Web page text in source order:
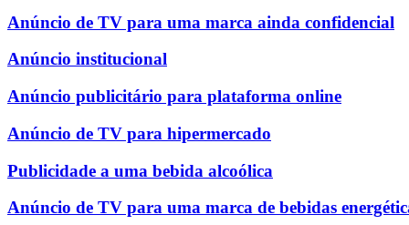
Anúncio de TV para uma marca ainda confidencial
Anúncio institucional
Anúncio publicitário para plataforma online
Anúncio de TV para hipermercado
Publicidade a uma bebida alcoólica
Anúncio de TV para uma marca de bebidas